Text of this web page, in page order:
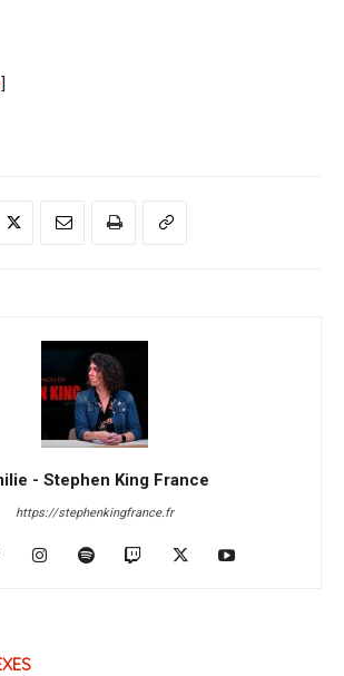
]
- Stephen King France
https://stephenkingfrance.fr